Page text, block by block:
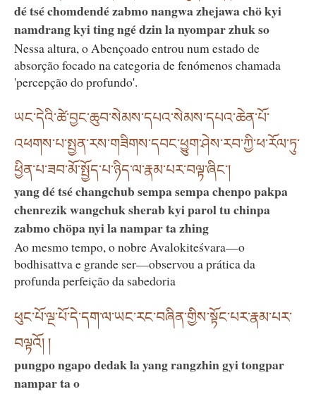
dé tsé chomdendé zabmo nangwa zhejawa chö kyi
namdrang kyi ting ngé dzin la nyompar zhuk so
Nessa altura, o Abençoado entrou num estado de
absorção focado na categoria de fenómenos chamada
'percepção do profundo'.
ཡང་དེའི་ཚེ་བྱང་ཆུབ་སེམས་དཔའ་སེམས་དཔའ་ཆེན་པོ་
འཕགས་པ་སྤྱན་རས་གཟིགས་དབང་ཕྱུག་ཤེས་རབ་ཀྱི་ཕ་རོལ་ཏུ་
ཕྱིན་པ་ཟབ་མོ་སྤྱོད་པ་ཉིད་ལ་རྣམ་པར་བལྟ་ཞིང་།
yang dé tsé changchub sempa sempa chenpo pakpa
chenrezik wangchuk sherab kyi parol tu chinpa
zabmo chöpa nyi la nampar ta zhing
Ao mesmo tempo, o nobre Avalokiteśvara—o
bodhisattva e grande ser—observou a prática da
profunda perfeição da sabedoria
ཕུང་པོ་ལྔ་པོ་དེ་དག་ལ་ཡང་རང་བཞིན་གྱིས་སྟོང་པར་རྣམ་པར་
བལྟའོ། །
pungpo ngapo dedak la yang rangzhin gyi tongpar
nampar ta o